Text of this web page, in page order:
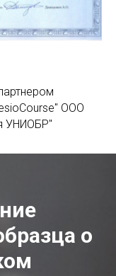
ООО
УНИОБР"
о